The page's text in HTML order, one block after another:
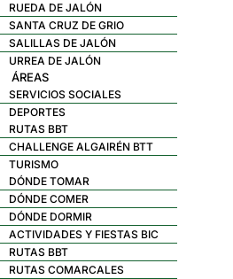
RUEDA DE JALÓN
SANTA CRUZ DE GRIO
SALILLAS DE JALÓN
URREA DE JALÓN
ÁREAS
SERVICIOS SOCIALES
DEPORTES
RUTAS BBT
CHALLENGE ALGAIRÉN BTT
TURISMO
DÓNDE TOMAR
DÓNDE COMER
DÓNDE DORMIR
ACTIVIDADES Y FIESTAS BIC
RUTAS BBT
RUTAS COMARCALES